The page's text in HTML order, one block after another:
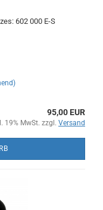
602 000 E-S
95,00 EUR
19% MwSt. zzgl. Versand